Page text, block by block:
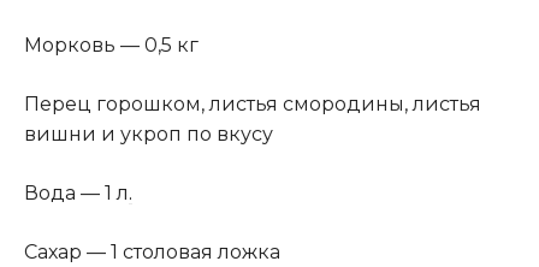
Морковь — 0,5 кг
Перец горошком, листья смородины, листья
вишни и укроп по вкусу
Вода — 1 л.
Сахар — 1 столовая ложка